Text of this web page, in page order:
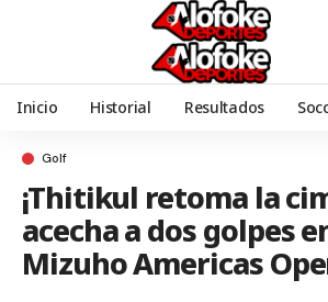
Inicio Historial Resultados
Golf
¡Thitikul retoma la
acecha a dos golpes
Mizuho Americas